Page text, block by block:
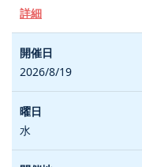
詳細
2026/8/19
水